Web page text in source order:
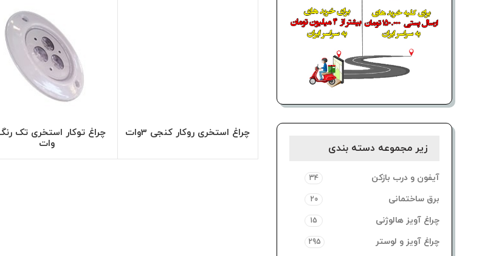
زیر مجموعه دسته بندی
آیفون و درب بازکن 34
برق ساختمانی 20
چراغ آویز هالوژنی 15
چراغ آویز و لوستر 295
اطلاعات بیشتر
چراغ استخری روکار کنجی 3وات اطلاعات بیشتر
وات